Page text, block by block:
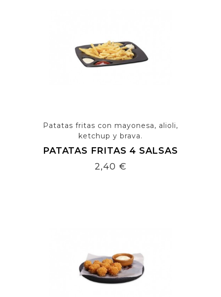
Patatas fritas con mayonesa, alioli,
ketchup y brava.
PATATAS FRITAS 4 SALSAS
Precio
2,40 €